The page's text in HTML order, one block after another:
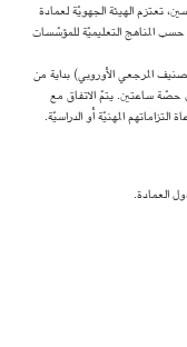
تعتزم الهيئة الجهويّة لعمادة
حسب المناهج التعليميّة للمؤسّسات
(مستوى أ1.1 – أ1.2 و أ2.1 حسب التصنيف المرجعي الأوروبي) بداية من
كل حصّة ساعتين. يتمّ الاتفاق مع
المهنيّة أو الدراسيّة.